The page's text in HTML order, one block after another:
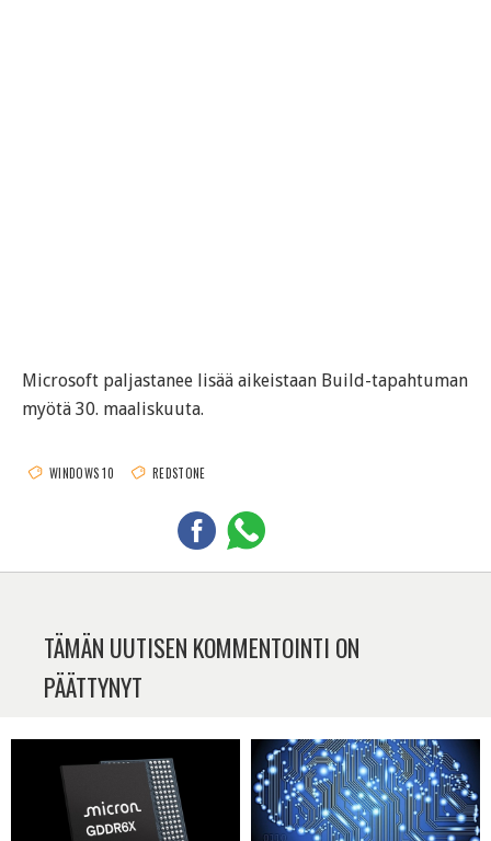
Microsoft paljastanee lisää aikeistaan Build-tapahtuman
myötä 30. maaliskuuta.
WINDOWS 10 REDSTONE
TÄMÄN UUTISEN KOMMENTOINTI ON
PÄÄTTYNYT